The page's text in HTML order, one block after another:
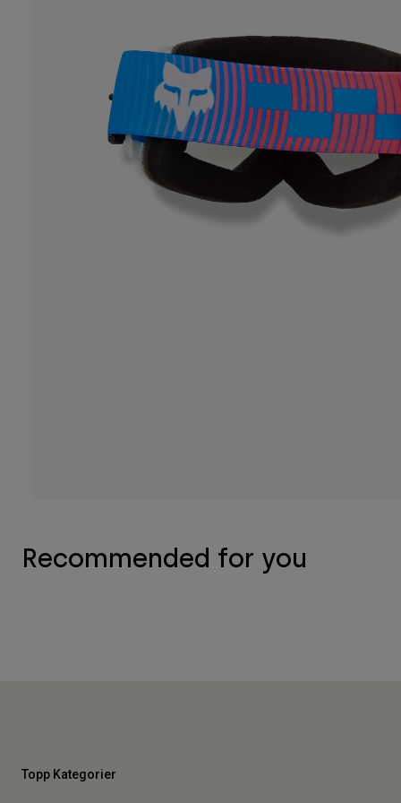
Recommended for you
Topp Kategorier